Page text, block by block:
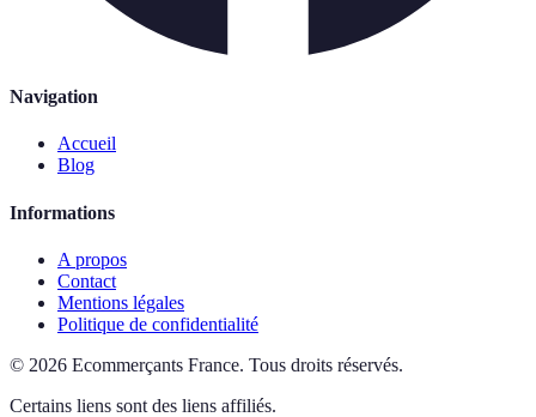
Navigation
Accueil
Blog
Informations
A propos
Contact
Mentions légales
Politique de confidentialité
© 2026 Ecommerçants France. Tous droits réservés.
Certains liens sont des liens affiliés.